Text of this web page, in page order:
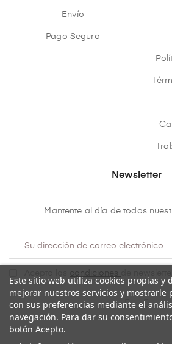
Envío
Pago Seguro
Newsletter
Mantente al día de todos
condiciones
Este sitio web utiliza cookies propias y
mejorar nuestros servicios y mostrarle
con sus preferencias mediante el
navegación. Para dar su
botón Acepto.